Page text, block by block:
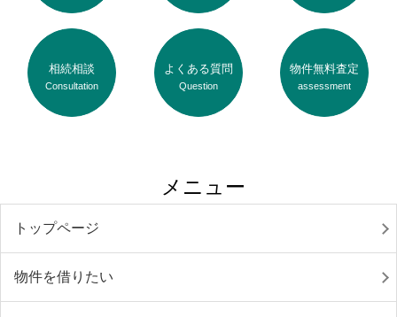
相続相談
Consultation
よくある質問
Question
物件無料査定
assessment
メニュー
トップページ
物件を借りたい